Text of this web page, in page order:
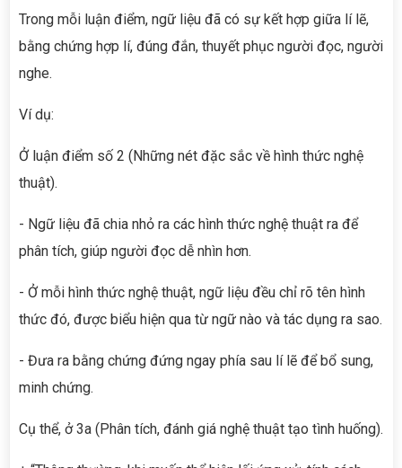
Trong mỗi luận điểm, ngữ liệu đã có sự kết hợp giữa lí lẽ,
bằng chứng hợp lí, đúng đắn, thuyết phục người đọc, người
nghe.
Ví dụ:
Ở luận điểm số 2 (Những nét đặc sắc về hình thức nghệ
thuật).
- Ngữ liệu đã chia nhỏ ra các hình thức nghệ thuật ra để
phân tích, giúp người đọc dễ nhìn hơn.
- Ở mỗi hình thức nghệ thuật, ngữ liệu đều chỉ rõ tên hình
thức đó, được biểu hiện qua từ ngữ nào và tác dụng ra sao.
- Đưa ra bằng chứng đứng ngay phía sau lí lẽ để bổ sung,
minh chứng.
Cụ thể, ở 3a (Phân tích, đánh giá nghệ thuật tạo tình huống).